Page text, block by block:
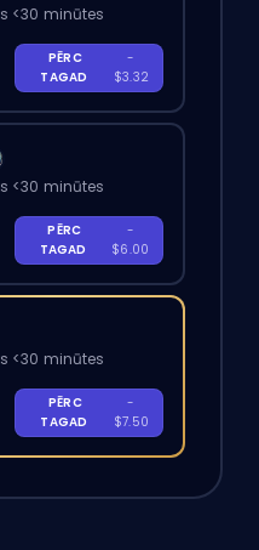
<30 minūtes
PĒRC
TAGAD
-
$3.32
<30 minūtes
PĒRC
TAGAD
-
$6.00
<30 minūtes
PĒRC
TAGAD
-
$7.50